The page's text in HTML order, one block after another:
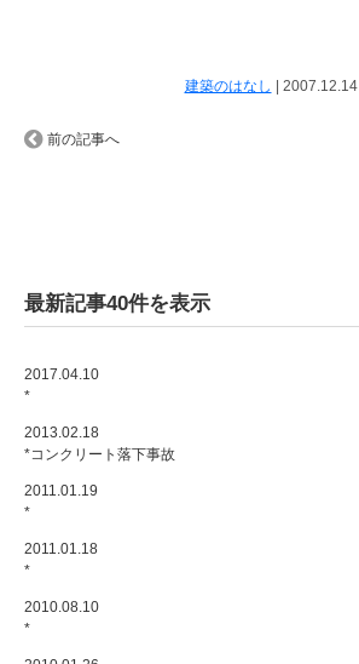
前の記事へ
建築のはなし | 2007.12.14
最新記事40件を表示
2017.04.10
*
2013.02.18
*コンクリート落下事故
2011.01.19
*
2011.01.18
*
2010.08.10
*